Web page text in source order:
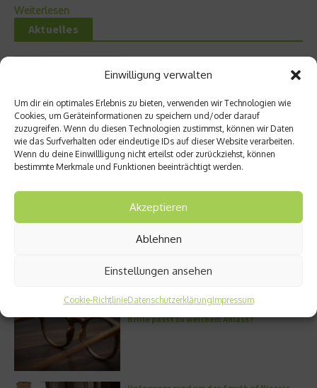
Einwilligung verwalten
Um dir ein optimales Erlebnis zu bieten, verwenden wir Technologien wie
Cookies, um Geräteinformationen zu speichern und/oder darauf
zuzugreifen. Wenn du diesen Technologien zustimmst, können wir Daten
wie das Surfverhalten oder eindeutige IDs auf dieser Website verarbeiten.
Wenn du deine Einwillligung nicht erteilst oder zurückziehst, können
bestimmte Merkmale und Funktionen beeinträchtigt werden.
Akzeptieren
Ablehnen
Einstellungen ansehen
Cookie-RichtlinieDatenschutzerklärungImpressum
Weiterlesen
Aktuelles
München
Miami – Porsche, Gitarren und Street Art
50 Best Restaurants: Peru ist Gastgeber
des weltweit bedeutendsten Kulinarik-
Vom Homeoffice bis zur Rooftop Bar: Welche
Brille passt zu welchem Anlass?